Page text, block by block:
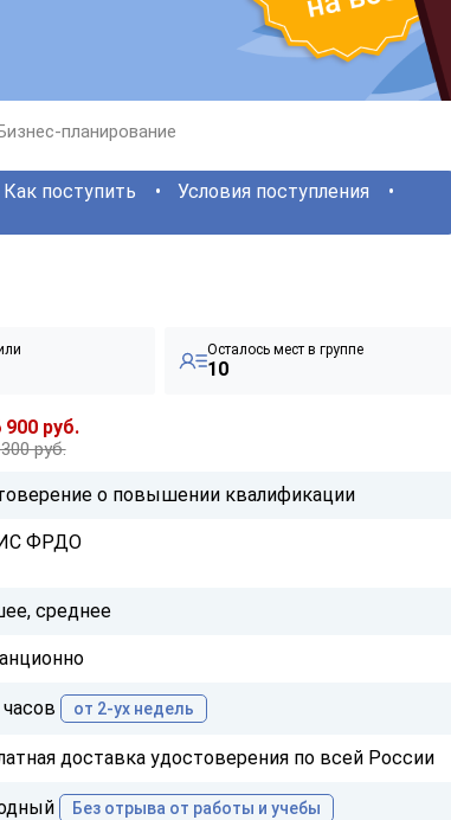
планирование
Как поступить
Условия поступления
Осталось мест в группе
10
900 руб.
руб.
о повышении квалификации
ФРДО
среднее
от 2-ух недель
доставка удостоверения по всей России
Без отрыва от работы и учебы